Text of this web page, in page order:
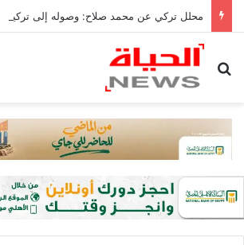
بحث عن